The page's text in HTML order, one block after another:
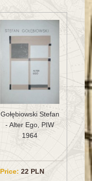
Gołębiowski Stefan
- Alter Ego, PIW
1964
Price: 22 PLN